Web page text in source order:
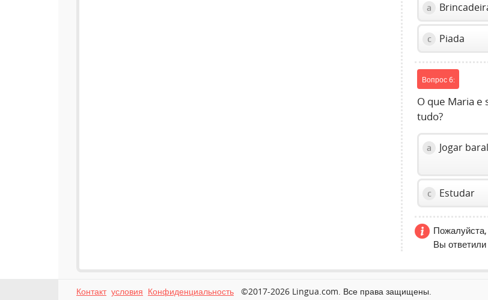
a
c Piada
Вопрос 6:
O que Maria e
tudo?
a Jogar
c Estudar
Пожалуйста,
Вы
Контакт условия Конфиденциальность ©2017-2026 Lingua.com. Все права защищены.